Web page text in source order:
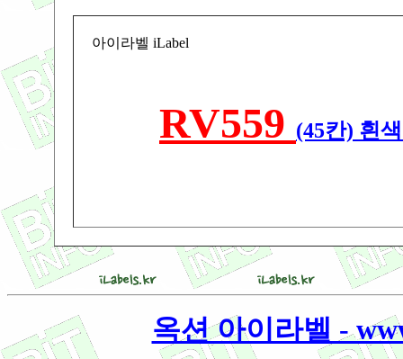
아이라벨 iLabel
RV559 (45칸) 흰
옥션 아이라벨 -